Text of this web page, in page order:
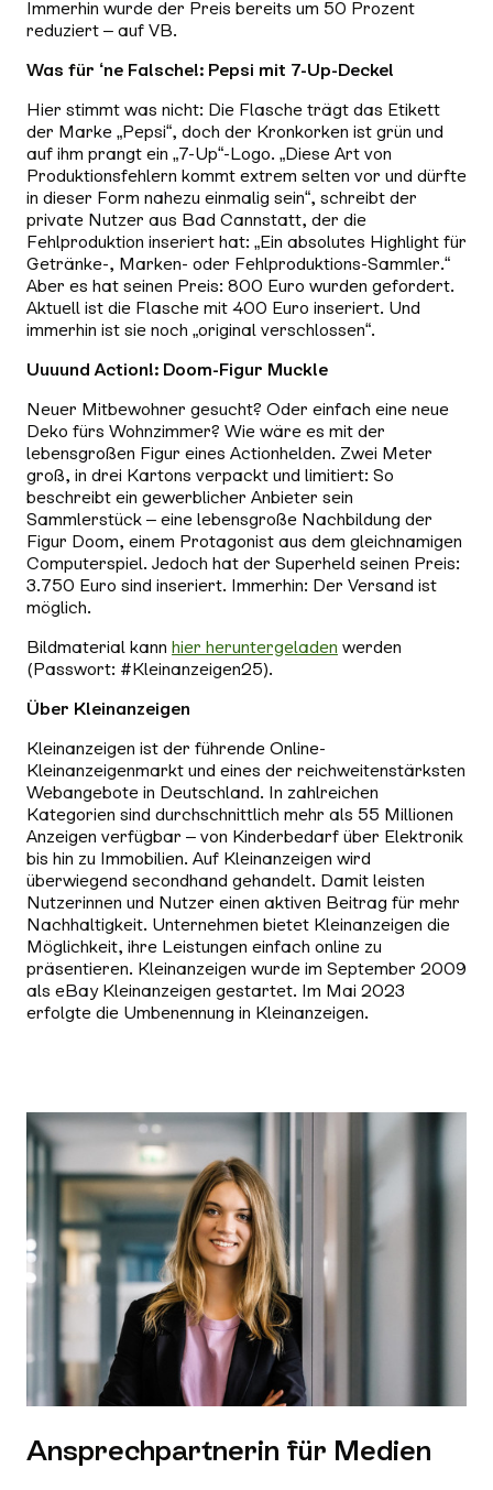
Immerhin wurde der Preis bereits um 50 Prozent
reduziert – auf VB.
Was für ‘ne Falsche!: Pepsi mit 7-Up-Deckel
Hier stimmt was nicht: Die Flasche trägt das Etikett
der Marke „Pepsi“, doch der Kronkorken ist grün und
auf ihm prangt ein „7-Up“-Logo. „Diese Art von
Produktionsfehlern kommt extrem selten vor und dürfte
in dieser Form nahezu einmalig sein“, schreibt der
private Nutzer aus Bad Cannstatt, der die
Fehlproduktion inseriert hat: „Ein absolutes Highlight für
Getränke-, Marken- oder Fehlproduktions-Sammler.“
Aber es hat seinen Preis: 800 Euro wurden gefordert.
Aktuell ist die Flasche mit 400 Euro inseriert. Und
immerhin ist sie noch „original verschlossen“.
Uuuund Action!: Doom-Figur Muckle
Neuer Mitbewohner gesucht? Oder einfach eine neue
Deko fürs Wohnzimmer? Wie wäre es mit der
lebensgroßen Figur eines Actionhelden. Zwei Meter
groß, in drei Kartons verpackt und limitiert: So
beschreibt ein gewerblicher Anbieter sein
Sammlerstück – eine lebensgroße Nachbildung der
Figur Doom, einem Protagonist aus dem gleichnamigen
Computerspiel. Jedoch hat der Superheld seinen Preis:
3.750 Euro sind inseriert. Immerhin: Der Versand ist
möglich.
Bildmaterial kann hier heruntergeladen werden
(Passwort: #Kleinanzeigen25).
Über Kleinanzeigen
Kleinanzeigen ist der führende Online-
Kleinanzeigenmarkt und eines der reichweitenstärksten
Webangebote in Deutschland. In zahlreichen
Kategorien sind durchschnittlich mehr als 55 Millionen
Anzeigen verfügbar – von Kinderbedarf über Elektronik
bis hin zu Immobilien. Auf Kleinanzeigen wird
überwiegend secondhand gehandelt. Damit leisten
Nutzerinnen und Nutzer einen aktiven Beitrag für mehr
Nachhaltigkeit. Unternehmen bietet Kleinanzeigen die
Möglichkeit, ihre Leistungen einfach online zu
präsentieren. Kleinanzeigen wurde im September 2009
als eBay Kleinanzeigen gestartet. Im Mai 2023
erfolgte die Umbenennung in Kleinanzeigen.
Ansprechpartnerin für Medien